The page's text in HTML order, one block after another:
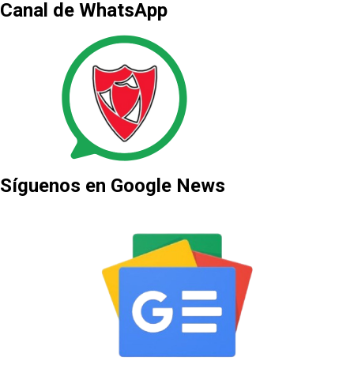
Canal de WhatsApp
Síguenos en Google News